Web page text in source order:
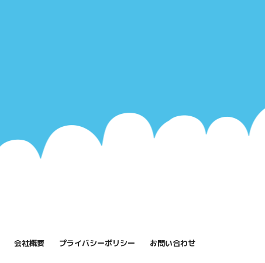
会社概要 プライバシーポリシー お問い合わせ